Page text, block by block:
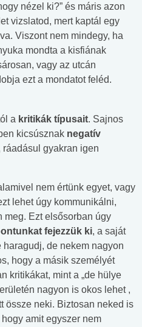
nézel ki?” és máris azon
vizslatod, mert kaptál egy
Viszont nem mindegy, ha
mondta a kisfiának
vagy az utcán
ezt a mondatot feléd.
a kritikák típusait. Sajnos
kicsúsznak negatív
ráadásul gyakran igen
nem értünk egyet, vagy
lehet úgy kommunikálni,
meg. Ezt elsősorban úgy
fejezzük ki, a saját
haragudj, de nekem nagyon
hogy a másik személyét
kritikákat, mint a „de hülye
nagyon is okos lehet ,
össze neki. Biztosan neked is
amit egyszer nem